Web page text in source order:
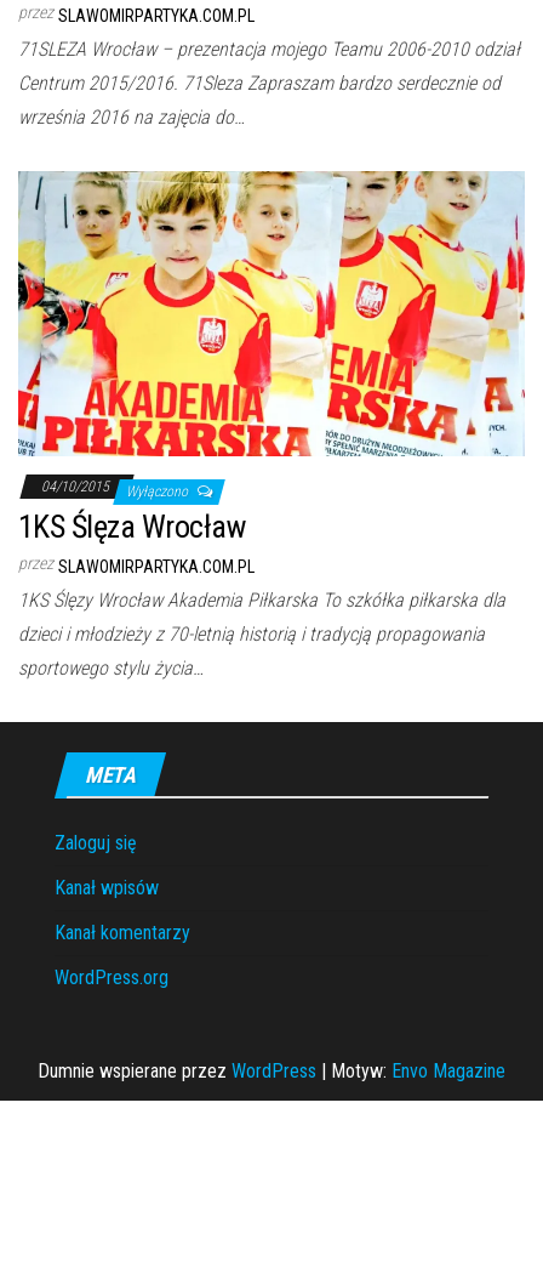
przez SLAWOMIRPARTYKA.COM.PL
71SLEZA Wrocław – prezentacja mojego Teamu 2006-2010 odział
Centrum 2015/2016. 71Sleza Zapraszam bardzo serdecznie od
września 2016 na zajęcia do…
04/10/2015 Wyłączono
1KS Ślęza Wrocław
przez SLAWOMIRPARTYKA.COM.PL
1KS Ślęzy Wrocław Akademia Piłkarska To szkółka piłkarska dla
dzieci i młodzieży z 70-letnią historią i tradycją propagowania
sportowego stylu życia…
META
Zaloguj się
Kanał wpisów
Kanał komentarzy
WordPress.org
Dumnie wspierane przez WordPress | Motyw: Envo Magazine